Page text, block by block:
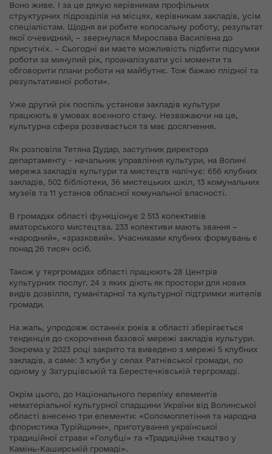
Воно живе. І за це дякую керівникам профільних
структурних підрозділів на місцях, керівникам закладів, усім
спеціалістам. Щодня ви робите колосальну роботу, результат
якої очевидний, – звернулася Мирослава Василівна до
присутніх. – Сьогодні ви маєте можливість підбити підсумки
роботи за минулий рік, проаналізувати усі моменти та
обговорити плани роботи на майбутнє. Тож бажаю плідної та
результативної роботи».
Уже другий рік поспіль установи закладів культури
працюють в умовах воєнного стану. Незважаючи на це,
культурна сфера розвивається та має досягнення.
Як розповіла Тетяна Дудар, заступник директора
департаменту - начальник управління культури, на Волині
мережа закладів культури та мистецтв налічує: 656 клубних
закладів, 502 бібліотеки, 36 мистецьких шкіл, 13 комунальних
музеїв та 11 установ обласної комунальної власності.
В громадах області функціонує 2 513 колективів
аматорського мистецтва. 233 колективи мають звання –
«народний», «зразковий». Учасниками клубних формувань є
понад 26 тисяч осіб.
Також у тергромадах області працюють 28 Центрів
культурних послуг. 24 з яких діють як простори для нових
видів дозвілля, гуманітарної та культурної підтримки жителів
громади.
На жаль, упродовж останніх років в області зберігається
тенденція до скорочення базової мережі закладів культури.
Зокрема у 2023 році закрито та виведено з мережі 5 клубних
закладів, а саме: 3 клуби у селах Ратнівської громади, по
одному у Затурцівській та Берестечківській тергромаді.
Окрім цього, до Національного переліку елементів
нематеріальної культурної спадщини України від Волинської
області внесено три елементи: «Соломоплетіння та народна
флористика Турійщини», приготування української
традиційної страви «Голубці» та «Традиційне ткацтво у
Камінь-Каширській громаді».